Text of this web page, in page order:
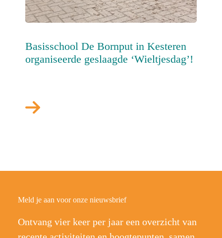
Basisschool De Bornput in Kesteren
organiseerde geslaagde ‘Wieltjesdag’!
Meld je aan voor onze nieuwsbrief
Ontvang vier keer per jaar een overzicht van